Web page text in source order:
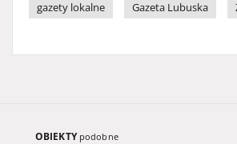
gazety lokalne
Gazeta Lubuska
OBIEKTY podobne